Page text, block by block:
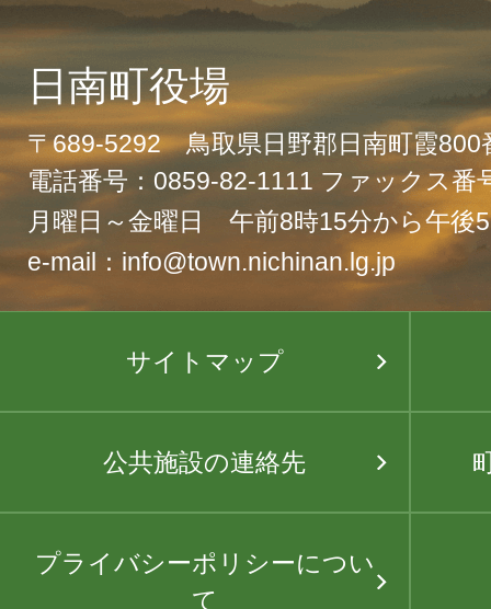
日南町役場
〒689-5292 鳥取県日野郡日南町霞800
電話番号：0859-82-1111 ファックス番
月曜日～金曜日 午前8時15分から午後
e-mail：info@town.nichinan.lg.jp
サイトマップ
公共施設の連絡先
プライバシーポリシーについ
て